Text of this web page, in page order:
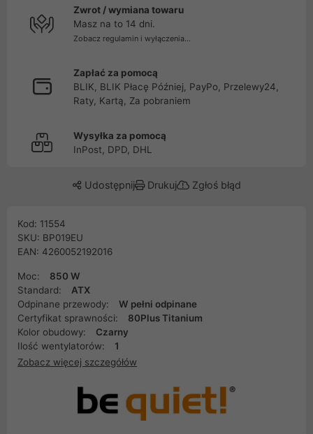
Zwrot / wymiana towaru
Masz na to 14 dni.
Zobacz regulamin i wyłączenia...
Zapłać za pomocą
BLIK, BLIK Płacę Później, PayPo, Przelewy24,
Raty, Kartą, Za pobraniem
Wysyłka za pomocą
InPost, DPD, DHL
Udostępnij Drukuj Zgłoś błąd
Kod: 11554
SKU: BP019EU
EAN: 4260052192016
Moc:
850 W
Standard:
ATX
Odpinane przewody:
W pełni odpinane
Certyfikat sprawności:
80Plus Titanium
Kolor obudowy:
Czarny
Ilość wentylatorów:
1
Zobacz więcej szczegółów